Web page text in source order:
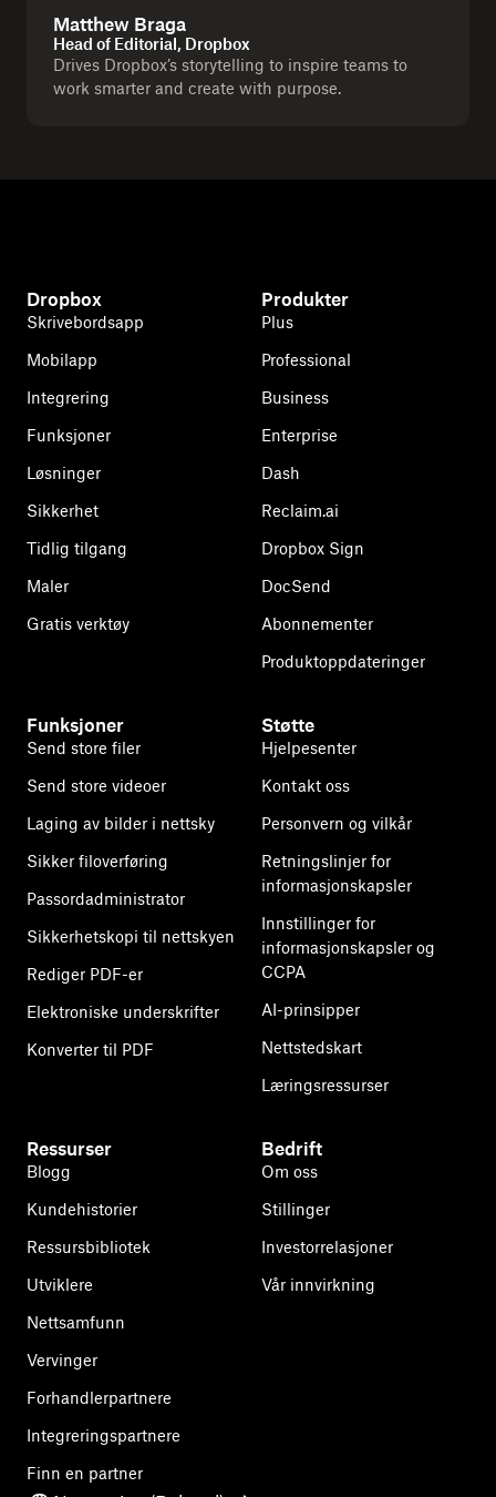
Matthew Braga
Head of Editorial, Dropbox
Drives Dropbox’s storytelling to inspire teams to
work smarter and create with purpose.
Dropbox
Skrivebordsapp
Mobilapp
Integrering
Funksjoner
Løsninger
Sikkerhet
Tidlig tilgang
Maler
Gratis verktøy
Produkter
Plus
Professional
Business
Enterprise
Dash
Reclaim.ai
Dropbox Sign
DocSend
Abonnementer
Produktoppdateringer
Funksjoner
Send store filer
Send store videoer
Laging av bilder i nettsky
Sikker filoverføring
Passordadministrator
Sikkerhetskopi til nettskyen
Rediger PDF-er
Elektroniske underskrifter
Konverter til PDF
Støtte
Hjelpesenter
Kontakt oss
Personvern og vilkår
Retningslinjer for
informasjonskapsler
Innstillinger for
informasjonskapsler og
CCPA
AI-prinsipper
Nettstedskart
Læringsressurser
Ressurser
Blogg
Kundehistorier
Ressursbibliotek
Utviklere
Nettsamfunn
Vervinger
Forhandlerpartnere
Integreringspartnere
Finn en partner
Bedrift
Om oss
Stillinger
Investorrelasjoner
Vår innvirkning